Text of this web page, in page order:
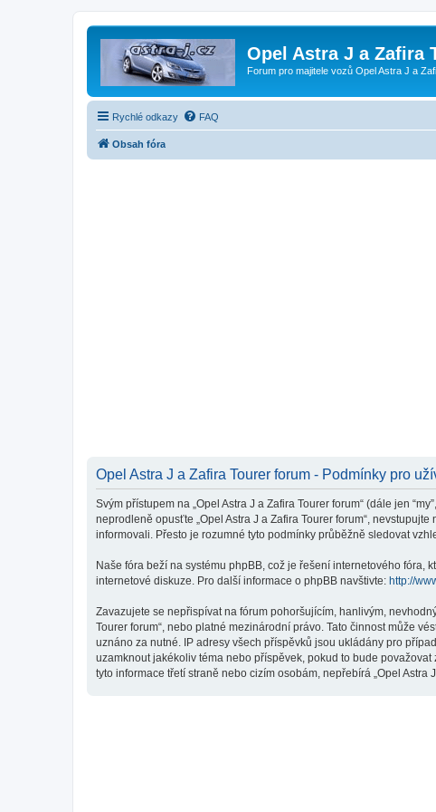
Opel Astra J a Zafira
Forum pro majitele vozů Opel Astra J a
Rychlé odkazy FAQ
Obsah fóra
Opel Astra J a Zafira Tourer forum - Podmínky pro
Svým přístupem na „Opel Astra J a Zafira Tourer forum“ (dále jen
neprodleně opusťte „Opel Astra J a Zafira Tourer forum“,
informovali. Přesto je rozumné tyto podmínky průběžně sledovat
Naše fóra beží na systému phpBB, což je řešení internetového fóra,
internetové diskuze. Pro další informace o phpBB navštivte: http://
Zavazujete se nepřispívat na fórum pohoršujícím, hanlivým,
Tourer forum“, nebo platné mezinárodní právo. Tato činnost může
uznáno za nutné. IP adresy všech příspěvků jsou ukládány pro
uzamknout jakékoliv téma nebo příspěvek, pokud to bude
tyto informace třetí straně nebo cizím osobám, nepřebírá „Opel